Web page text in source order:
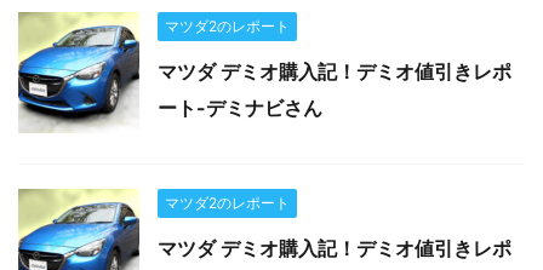
マツダ2のレポート
マツダ デミオ購入記！デミオ値引きレポ
ート-デミナビさん
マツダ2のレポート
マツダ デミオ購入記！デミオ値引きレポ